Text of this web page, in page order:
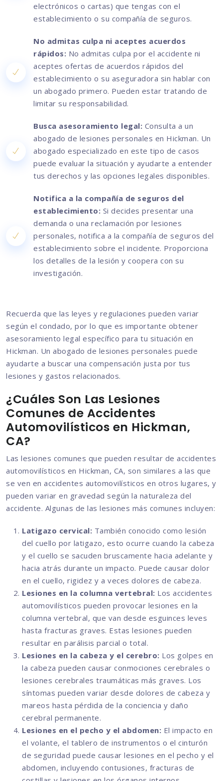
electrónicos o cartas) que tengas con el
establecimiento o su compañía de seguros.
No admitas culpa ni aceptes acuerdos
rápidos: No admitas culpa por el accidente ni
aceptes ofertas de acuerdos rápidos del
establecimiento o su aseguradora sin hablar con
un abogado primero. Pueden estar tratando de
limitar su responsabilidad.
Busca asesoramiento legal: Consulta a un
abogado de lesiones personales en Hickman. Un
abogado especializado en este tipo de casos
puede evaluar la situación y ayudarte a entender
tus derechos y las opciones legales disponibles.
Notifica a la compañía de seguros del
establecimiento: Si decides presentar una
demanda o una reclamación por lesiones
personales, notifica a la compañía de seguros del
establecimiento sobre el incidente. Proporciona
los detalles de la lesión y coopera con su
investigación.
Recuerda que las leyes y regulaciones pueden variar
según el condado, por lo que es importante obtener
asesoramiento legal específico para tu situación en
Hickman. Un abogado de lesiones personales puede
ayudarte a buscar una compensación justa por tus
lesiones y gastos relacionados.
¿Cuáles Son Las Lesiones
Comunes de Accidentes
Automovilísticos en Hickman,
CA?
Las lesiones comunes que pueden resultar de accidentes
automovilísticos en Hickman, CA, son similares a las que
se ven en accidentes automovilísticos en otros lugares, y
pueden variar en gravedad según la naturaleza del
accidente. Algunas de las lesiones más comunes incluyen:
Latigazo cervical: También conocido como lesión
del cuello por latigazo, esto ocurre cuando la cabeza
y el cuello se sacuden bruscamente hacia adelante y
hacia atrás durante un impacto. Puede causar dolor
en el cuello, rigidez y a veces dolores de cabeza.
Lesiones en la columna vertebral: Los accidentes
automovilísticos pueden provocar lesiones en la
columna vertebral, que van desde esguinces leves
hasta fracturas graves. Estas lesiones pueden
resultar en parálisis parcial o total.
Lesiones en la cabeza y el cerebro: Los golpes en
la cabeza pueden causar conmociones cerebrales o
lesiones cerebrales traumáticas más graves. Los
síntomas pueden variar desde dolores de cabeza y
mareos hasta pérdida de la conciencia y daño
cerebral permanente.
Lesiones en el pecho y el abdomen: El impacto en
el volante, el tablero de instrumentos o el cinturón
de seguridad puede causar lesiones en el pecho y el
abdomen, incluyendo contusiones, fracturas de